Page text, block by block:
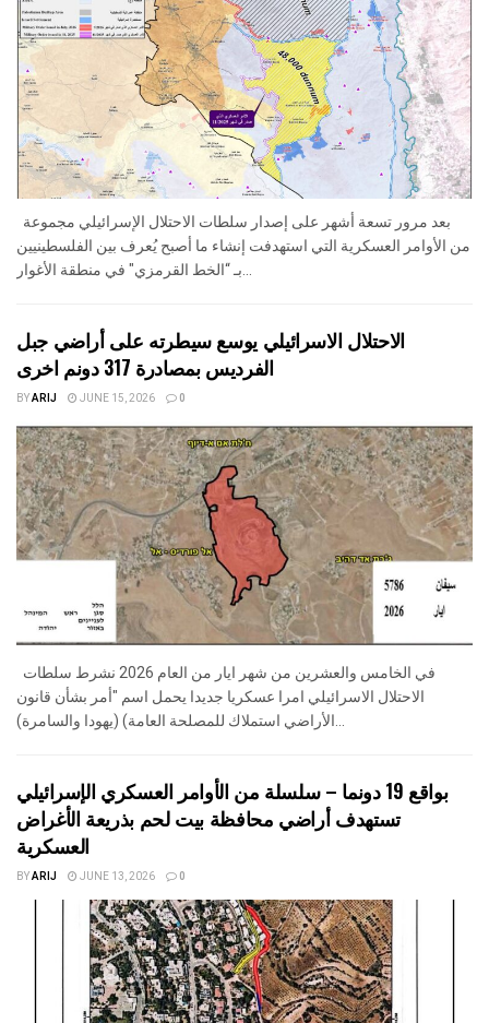
من الأوامر العسكرية التي استهدفت إنشاء ما أصبح يُعرف بين الفلسطينيين
بـ “الخط القرمزي" في منطقة الأغوار...
الاحتلال الاسرائيلي يوسع سيطرته على أراضي جبل
الفرديس بمصادرة 317 دونم اخرى
BYARIJ JUNE 15, 2026 0
الاحتلال الاسرائيلي امرا عسكريا جديدا يحمل اسم "أمر بشأن قانون
الأراضي استملاك للمصلحة العامة) (يهودا والسامرة)...
بواقع 19 دونما – سلسلة من الأوامر العسكري الإسرائيلي
تستهدف أراضي محافظة بيت لحم بذريعة الأغراض
العسكرية
BYARIJ JUNE 13, 2026 0